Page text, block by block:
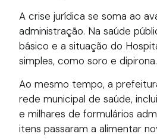
A crise jurídica se soma ao
administração. Na saúde
básico e a situação do
simples, como soro e dipirona.
Ao mesmo tempo, a
rede municipal de saúde,
e milhares de formulários
itens passaram a alimentar